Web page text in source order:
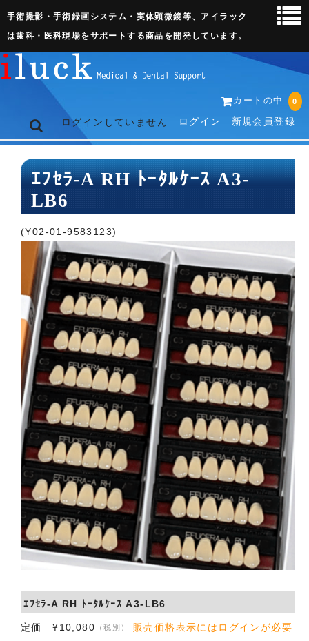
手術撮影・手術録画システム・実体顕微鏡等、アイラック
は歯科・医科現場をサポートする商品を開発しています。
カートの中 0
ログインしていません ログイン 新規会員登録
トップページ
ネット販売ページ
歯科関連機器
術野撮影キット
3D実体顕微鏡
会社概要
お問い合わせ
ｴﾌｾﾗ-A RH ﾄｰﾀﾙｹｰｽ A3-
LB6
(Y02-01-9583123)
ｴﾌｾﾗ-A RH ﾄｰﾀﾙｹｰｽ A3-LB6
定価 ¥10,080 （税別）
販売価格表示にはログインが必要